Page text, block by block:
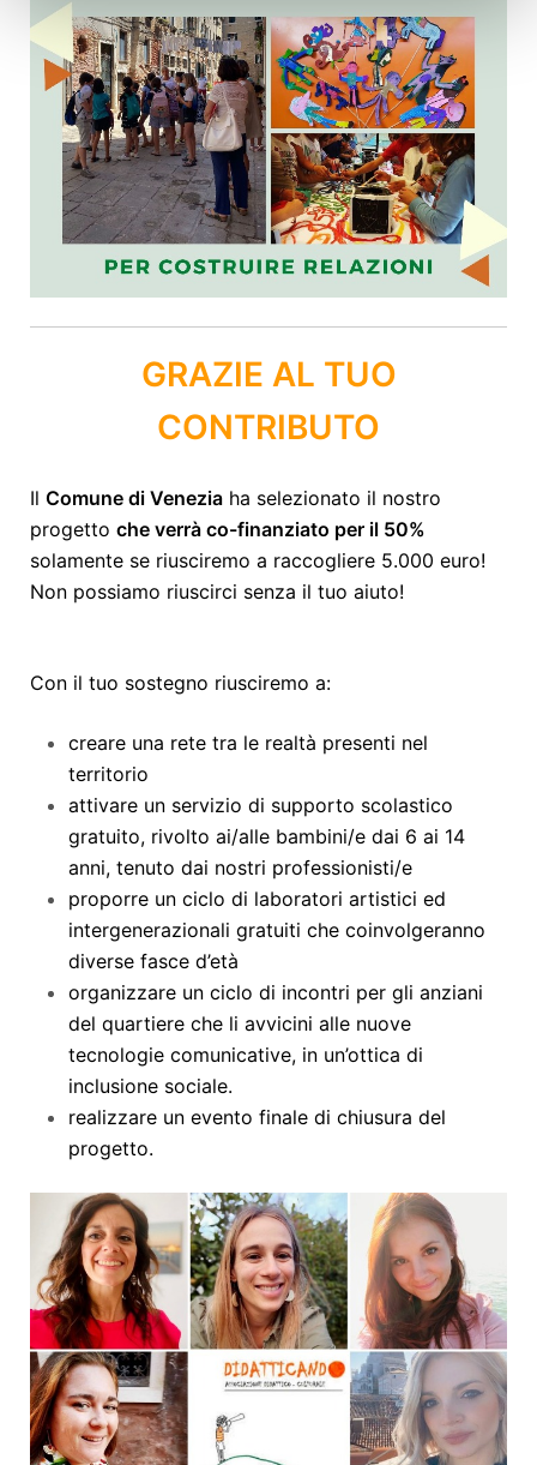
GRAZIE AL TUO
CONTRIBUTO
Il Comune di Venezia ha selezionato il nostro
progetto che verrà co-finanziato per il 50%
solamente se riusciremo a raccogliere 5.000 euro!
Non possiamo riuscirci senza il tuo aiuto!
Con il tuo sostegno riusciremo a:
creare una rete tra le realtà presenti nel
territorio
attivare un servizio di supporto scolastico
gratuito, rivolto ai/alle bambini/e dai 6 ai 14
anni, tenuto dai nostri professionisti/e
proporre un ciclo di laboratori artistici ed
intergenerazionali gratuiti che coinvolgeranno
diverse fasce d’età
organizzare un ciclo di incontri per gli anziani
del quartiere che li avvicini alle nuove
tecnologie comunicative, in un’ottica di
inclusione sociale.
realizzare un evento finale di chiusura del
progetto.